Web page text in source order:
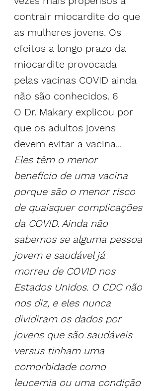
contrair miocardite do que
as mulheres jovens. Os
efeitos a longo prazo da
miocardite provocada
pelas vacinas COVID ainda
não são conhecidos. 6
O Dr. Makary explicou por
que os adultos jovens
devem evitar a vacina...
Eles têm o menor
benefício de uma vacina
porque são o menor risco
de quaisquer complicações
da COVID. Ainda não
sabemos se alguma pessoa
jovem e saudável já
morreu de COVID nos
Estados Unidos. O CDC não
nos diz, e eles nunca
dividiram os dados por
jovens que são saudáveis
versus tinham uma
comorbidade como
leucemia ou uma condição